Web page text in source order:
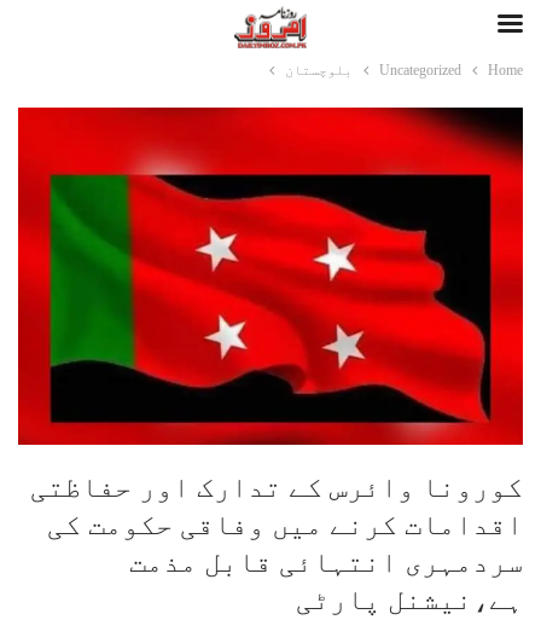
Home
Uncategorized بلوچستان
کورونا وائرس کے تدارک اور حفاظتی
اقدامات کرنے میں وفاقی حکومت کی
سردمہری انتہائی قابل مذمت
ہے،نیشنل پارٹی